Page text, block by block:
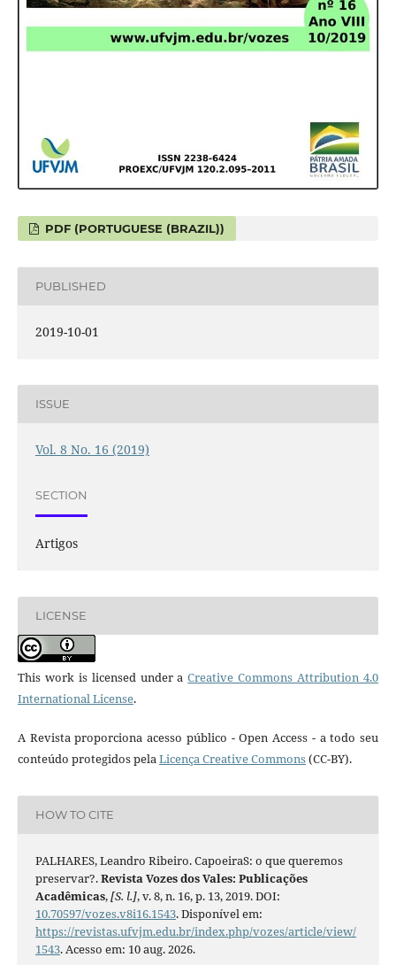
PDF (PORTUGUESE (BRAZIL))
PUBLISHED
2019-10-01
ISSUE
Vol. 8 No. 16 (2019)
SECTION
Artigos
LICENSE
This work is licensed under aCreative Commons Attribution 4.0
International License.
A Revista proporciona acesso público - Open Access - a todo seu
conteúdo protegidos pelaLicença Creative Commons(CC-BY).
HOW TO CITE
PALHARES, Leandro Ribeiro. CapoeiraS: o que queremos
preservar?.Revista Vozes dos Vales: Publicações
Acadêmicas,[S. l.], v. 8, n. 16, p. 13, 2019. DOI:
10.70597/vozes.v8i16.1543. Disponível em:
https://revistas.ufvjm.edu.br/index.php/vozes/article/view/
1543. Acesso em: 10 aug. 2026.